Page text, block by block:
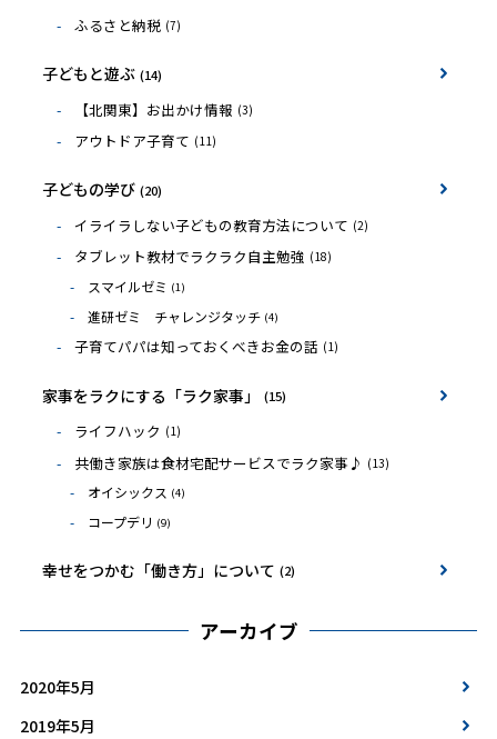
ふるさと納税 (7)
子どもと遊ぶ (14)
【北関東】お出かけ情報 (3)
アウトドア子育て (11)
子どもの学び (20)
イライラしない子どもの教育方法について (2)
タブレット教材でラクラク自主勉強 (18)
スマイルゼミ (1)
進研ゼミ チャレンジタッチ (4)
子育てパパは知っておくべきお金の話 (1)
家事をラクにする「ラク家事」 (15)
ライフハック (1)
共働き家族は食材宅配サービスでラク家事♪ (13)
オイシックス (4)
コープデリ (9)
幸せをつかむ「働き方」について (2)
アーカイブ
2020年5月
2019年5月